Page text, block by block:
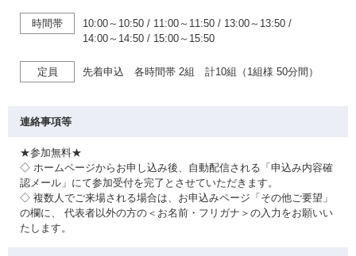
時間帯 10:00～10:50 / 11:00～11:50 / 13:00～13:50 /
14:00～14:50 / 15:00～15:50
定員 先着申込 各時間帯 2組 計10組（1組様 50分間）
連絡事項等
★参加無料★
◇ ホームページからお申し込み後、自動配信される「申込み内容確
認メール」にて参加受付を完了とさせていただきます。
◇ 複数人でご来場される場合は、お申込みページ「その他ご要望」
の欄に、 代表者以外の方の＜お名前・フリガナ＞の入力をお願いい
たします。